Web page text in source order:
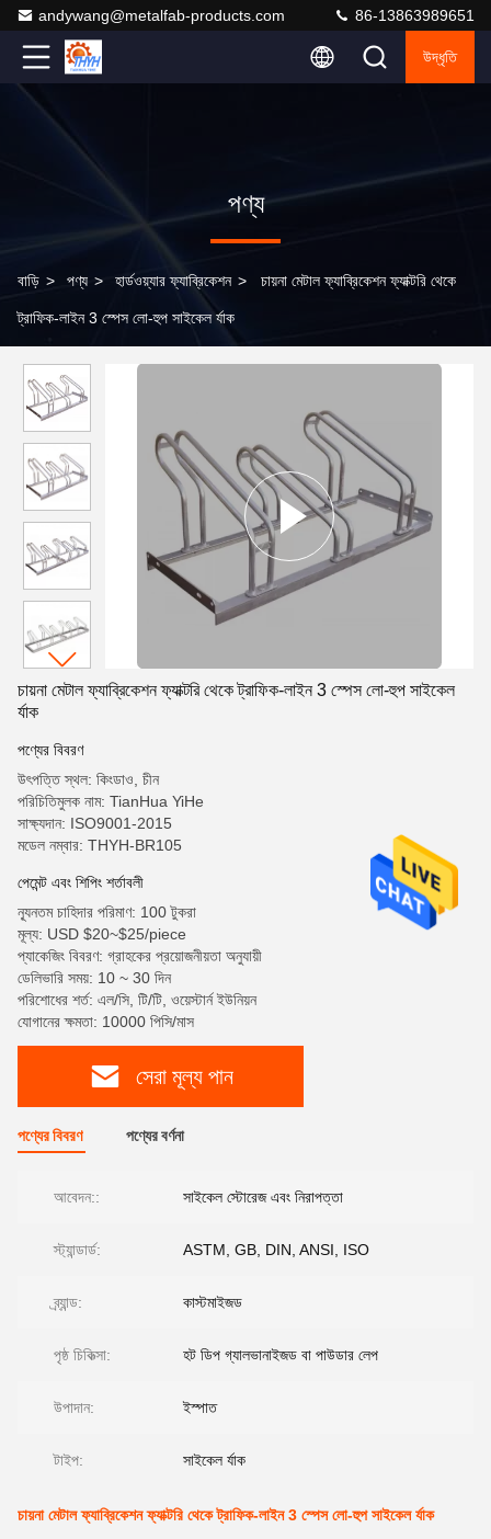
andywang@metalfab-products.com 86-13863989651
উদ্ধৃতি
পণ্য
বাড়ি > পণ্য > হার্ডওয়্যার ফ্যাব্রিকেশন > চায়না মেটাল ফ্যাব্রিকেশন ফ্যাক্টরি থেকে
ট্রাফিক-লাইন 3 স্পেস লো-হুপ সাইকেল র্যাক
চায়না মেটাল ফ্যাব্রিকেশন ফ্যাক্টরি থেকে ট্রাফিক-লাইন 3 স্পেস লো-হুপ সাইকেল
র্যাক
পণ্যের বিবরণ
উৎপত্তি স্থল: কিংডাও, চীন
পরিচিতিমুলক নাম: TianHua YiHe
সাক্ষ্যদান: ISO9001-2015
মডেল নম্বার: THYH-BR105
পেমেন্ট এবং শিপিং শর্তাবলী
ন্যূনতম চাহিদার পরিমাণ: 100 টুকরা
মূল্য: USD $20~$25/piece
প্যাকেজিং বিবরণ: গ্রাহকের প্রয়োজনীয়তা অনুযায়ী
ডেলিভারি সময়: 10 ~ 30 দিন
পরিশোধের শর্ত: এল/সি, টি/টি, ওয়েস্টার্ন ইউনিয়ন
যোগানের ক্ষমতা: 10000 পিসি/মাস
সেরা মূল্য পান
পণ্যের বিবরণ পণ্যের বর্ণনা
আবেদন:: সাইকেল স্টোরেজ এবং নিরাপত্তা
স্ট্যান্ডার্ড: ASTM, GB, DIN, ANSI, ISO
ব্র্যান্ড: কাস্টমাইজড
পৃষ্ঠ চিকিত্সা: হট ডিপ গ্যালভানাইজড বা পাউডার লেপ
উপাদান: ইস্পাত
টাইপ: সাইকেল র্যাক
চায়না মেটাল ফ্যাব্রিকেশন ফ্যাক্টরি থেকে ট্রাফিক-লাইন 3 স্পেস লো-হুপ সাইকেল র্যাক